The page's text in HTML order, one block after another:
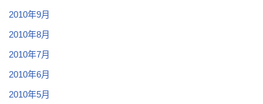
2010年9月
2010年8月
2010年7月
2010年6月
2010年5月